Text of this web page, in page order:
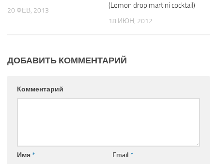
20 ФЕВ, 2013
(Lemon drop martini cocktail)
18 ИЮН, 2012
ДОБАВИТЬ КОММЕНТАРИЙ
Комментарий
Имя* Email *